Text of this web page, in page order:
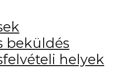
beküldés
helyek